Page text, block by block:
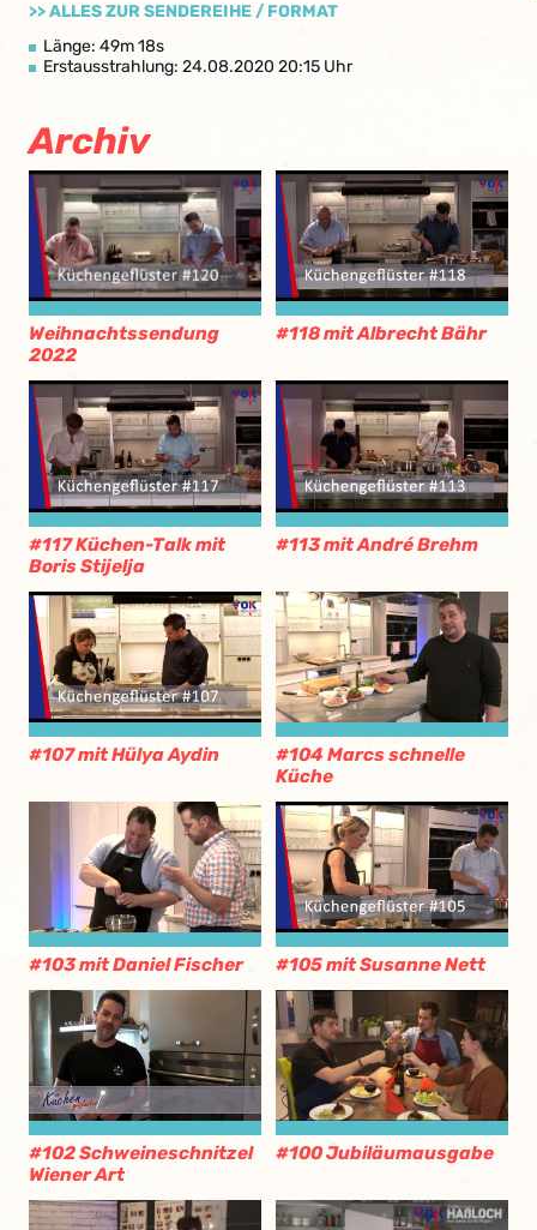
>> ALLES ZUR SENDEREIHE / FORMAT
Länge: 49m 18s
Erstausstrahlung: 24.08.2020 20:15 Uhr
Archiv
Weihnachtssendung
2022
#118 mit Albrecht Bähr
#117 Küchen-Talk mit
Boris Stijelja
#113 mit André Brehm
#107 mit Hülya Aydin
#104 Marcs schnelle
Küche
#103 mit Daniel Fischer #105 mit Susanne Nett
#102 Schweineschnitzel
Wiener Art
#100 Jubiläumausgabe